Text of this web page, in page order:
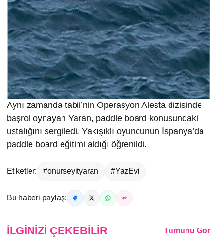
Aynı zamanda tabii’nin Operasyon Alesta dizisinde
başrol oynayan Yaran, paddle board konusundaki
ustalığını sergiledi. Yakışıklı oyuncunun İspanya’da
paddle board eğitimi aldığı öğrenildi.
Etiketler: #onurseyityaran #YazEvi
Bu haberi paylaş:
İLGINIZI ÇEKEBILIR Tümünü Gör